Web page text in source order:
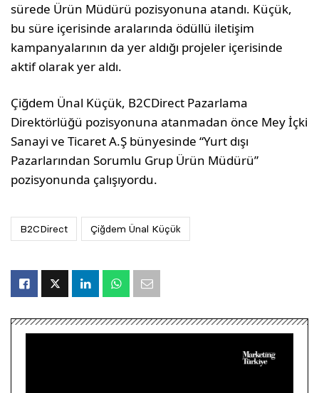
sürede Ürün Müdürü pozisyonuna atandı. Küçük,
bu süre içerisinde aralarında ödüllü iletişim
kampanyalarının da yer aldığı projeler içerisinde
aktif olarak yer aldı.
Çiğdem Ünal Küçük, B2CDirect Pazarlama
Direktörlüğü pozisyonuna atanmadan önce Mey İçki
Sanayi ve Ticaret A.Ş bünyesinde “Yurt dışı
Pazarlarından Sorumlu Grup Ürün Müdürü”
pozisyonunda çalışıyordu.
B2CDirect Çiğdem Ünal Küçük